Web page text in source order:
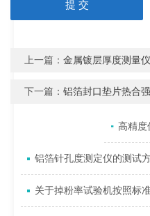
上一篇：金属镀层厚度测量仪
下一篇：铝箔封口垫片热合
相关文章
铝箔针孔度测定仪的测试
关于掉粉率试验机按照标